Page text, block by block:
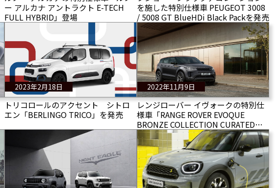
ー アルカナ アントラクト E-TECH
FULL HYBRID」登場
を施した特別仕様車 PEUGEOT 3008
/ 5008 GT BlueHDi Black Packを発売
2023年2月18日
トリコロールのアクセント シトロ
エン「BERLINGO TRICO」を発売
2022年11月9日
レンジローバー イヴォークの特別仕
様車「RANGE ROVER EVOQUE
BRONZE COLLECTION CURATED
FOR JAPAN」受注開始